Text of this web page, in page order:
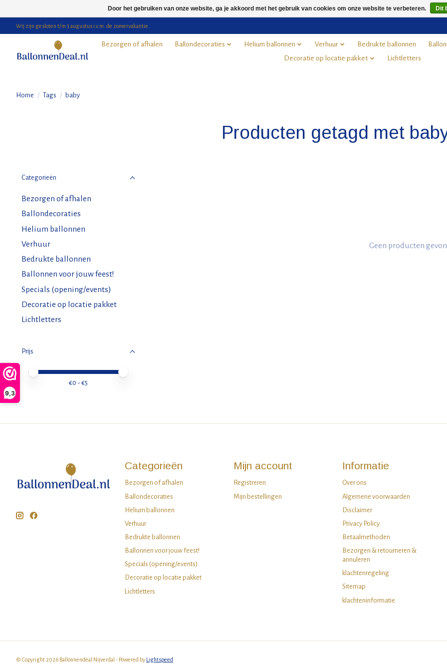
9,3
Wij zijn gesloten t/m 3 augustus i.v.m. de zomervakantie.
Bezorgen of afhalen Ballondecoraties Helium ballonnen Verhuur Bedrukte ballonnen
Decoratie op locatie pakket
Lichtletters
Home / Tags / baby
Producten getagd met
Categorieën
Bezorgen of afhalen
Ballondecoraties
Helium ballonnen
Verhuur
Bedrukte ballonnen
Ballonnen voor jouw feest!
Specials (opening/events)
Decoratie op locatie pakket
Lichtletters
Prijs
Minimale prijswaarde
Price maximum value
€0 - €5
Geen producten
Categorieën
Bezorgen of afhalen
Ballondecoraties
Helium ballonnen
Verhuur
Bedrukte ballonnen
Ballonnen voor jouw feest!
Specials (opening/events)
Decoratie op locatie pakket
Lichtletters
Mijn account
Registreren
Mijn bestellingen
Informatie
Over ons
Algemene voorwaarden
Disclaimer
Privacy Policy
Betaalmethoden
Bezorgen & retourneren &
annuleren
klachtenregeling
Sitemap
klachteninformatie
© Copyright 2026 Ballonnendeal Nijverdal - Powered by Lightspeed
Door het gebruiken van onze website, ga je akkoord met het gebruik van cookies om onze website te verbeteren. Dit